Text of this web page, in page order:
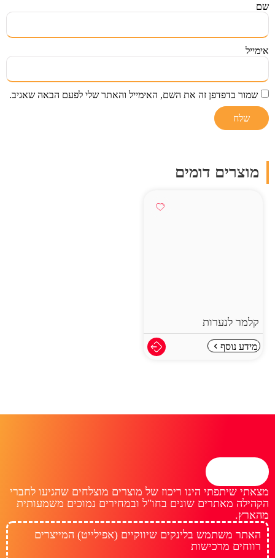
שם
אימייל
שמור בדפדפן זה את השם, האימייל והאתר שלי לפעם הבאה שאגיב.
מוצרים דומים
קלמר לנערות
מידע נוסף
מצאתי שיתפתי הינו ריכוז של מוצרים מוצלחים שהגיעו לחברי
הקהילה מאתרים שונים בחו"ל ובמחירים נמוכים משמעותית
מהארץ.
האתר משתמש בלינקים שיווקיים (אפילייט) המייצרים
רווחים מרכישות